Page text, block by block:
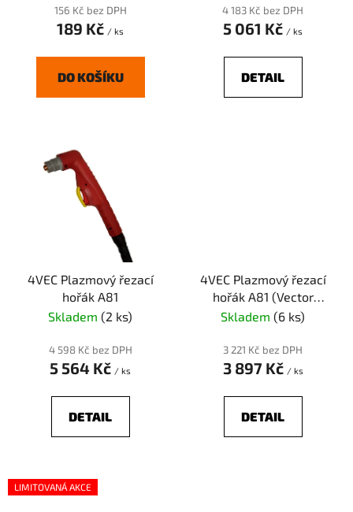
156 Kč bez DPH
189 Kč / ks
DO KOŠÍKU
4 183 Kč bez DPH
5 061 Kč / ks
DETAIL
4VEC Plazmový řezací
hořák A81
Skladem (2 ks)
4 598 Kč bez DPH
5 564 Kč / ks
DETAIL
4VEC Plazmový řezací
hořák A81 (Vector
PARIS)
Skladem (6 ks)
3 221 Kč bez DPH
3 897 Kč / ks
DETAIL
LIMITOVANÁ AKCE